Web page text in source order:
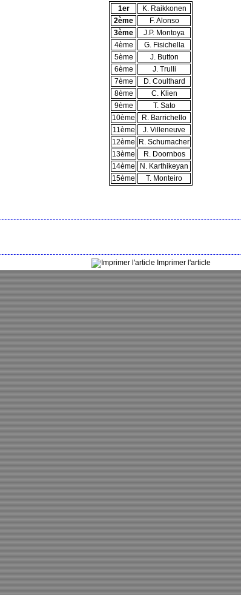
1er
K. Raikkonen
2ème
F. Alonso
3ème
J.P. Montoya
4ème
G. Fisichella
5ème
J. Button
6ème
J. Trulli
7ème
D. Coulthard
8ème
C. Klien
9ème
T. Sato
10ème
R. Barrichello
11ème
J. Villeneuve
12ème
R. Schumacher
13ème
R. Doornbos
14ème
N. Karthikeyan
15ème
T. Monteiro
Imprimer l'article